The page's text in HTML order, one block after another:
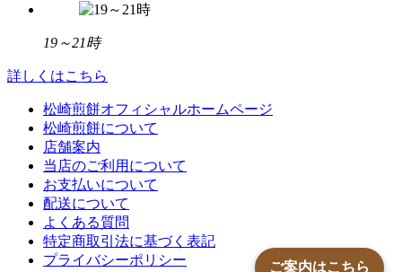
19～21時
詳しくはこちら
松崎煎餅オフィシャルホームページ
松崎煎餅について
店舗案内
当店のご利用について
お支払いについて
配送について
よくある質問
特定商取引法に基づく表記
プライバシーポリシー
ご案内はこちら